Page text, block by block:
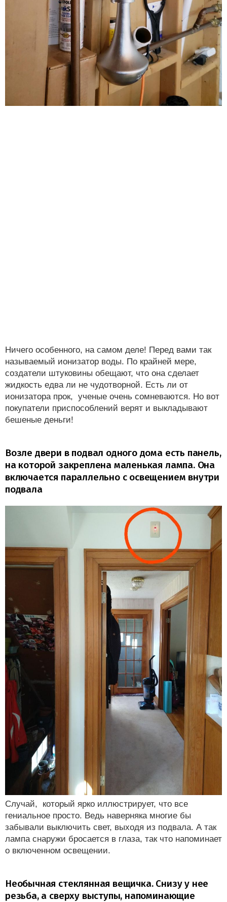
Ничего особенного, на самом деле! Перед вами так
называемый ионизатор воды. По крайней мере,
создатели штуковины обещают, что она сделает
жидкость едва ли не чудотворной. Есть ли от
ионизатора прок, ученые очень сомневаются. Но вот
покупатели приспособлений верят и выкладывают
бешеные деньги!
Возле двери в подвал одного дома есть панель,
на которой закреплена маленькая лампа. Она
включается параллельно с освещением внутри
подвала
Случай, который ярко иллюстрирует, что все
гениальное просто. Ведь наверняка многие бы
забывали выключить свет, выходя из подвала. А так
лампа снаружи бросается в глаза, так что напоминает
о включенном освещении.
Необычная стеклянная вещичка. Снизу у нее
резьба, а сверху выступы, напоминающие